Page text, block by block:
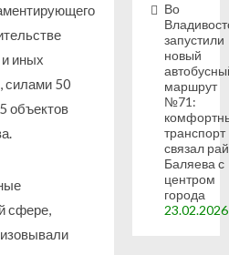
иных
силами 50
объектов
сфере,
Во
запустили
новый
маршрут
№71:
транспорт
связал
Баляева с
центром
города
23.02.2026